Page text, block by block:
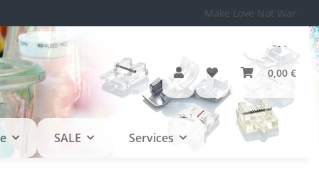
Make Love Not War
0,00 €
SALE Services